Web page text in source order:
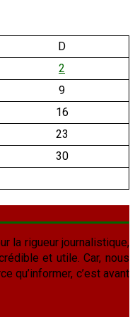
D
2
9
16
23
30
la rigueur journalistique,
et utile. Car, nous
qu’informer, c’est avant